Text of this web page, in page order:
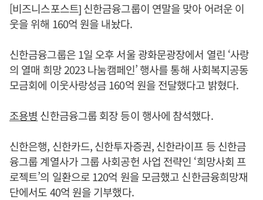
[비즈니스포스트] 신한금융그룹이 연말을 맞아 어려운 이
웃을 위해 160억 원을 내놨다.
신한금융그룹은 1일 오후 서울 광화문광장에서 열린 ‘사랑
의 열매 희망 2023 나눔캠페인’ 행사를 통해 사회복지공동
모금회에 이웃사랑성금 160억 원을 전달했다고 밝혔다.
조용병 신한금융그룹 회장 등이 행사에 참석했다.
신한은행, 신한카드, 신한투자증권, 신한라이프 등 신한금
융그룹 계열사가 그룹 사회공헌 사업 전략인 ‘희망사회 프
로젝트’의 일환으로 120억 원을 모금했고 신한금융희망재
단에서도 40억 원을 기부했다.